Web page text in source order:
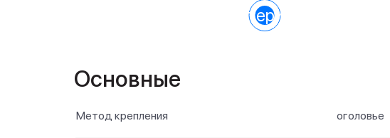
Характеристики
Основные
Метод крепления оголовье